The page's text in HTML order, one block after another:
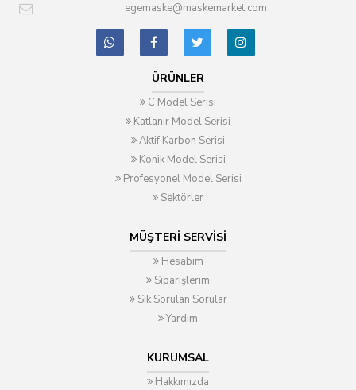
egemaske@maskemarket.com
ÜRÜNLER
C Model Serisi
Katlanır Model Serisi
Aktif Karbon Serisi
Konik Model Serisi
Profesyonel Model Serisi
Sektörler
MÜŞTERI SERVISI
Hesabım
Siparişlerim
Sık Sorulan Sorular
Yardım
KURUMSAL
Hakkımızda